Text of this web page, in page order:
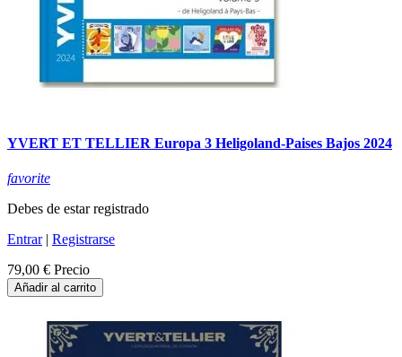
YVERT ET TELLIER Europa 3 Heligoland-Paises Bajos 2024
favorite
Debes de estar registrado
Entrar| Registrarse
79,00 € Precio
Añadir al carrito